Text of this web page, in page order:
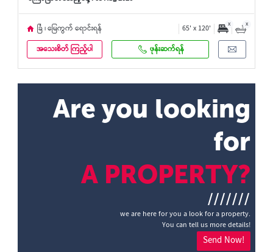
ခြံ ၊ မြေကွက် ရောင်းရန် 65' x 120' x x
အသေးစိတ် ကြည့်ပါ ဖုန်းဆက်ရန်
Are you looking
for
A PROPERTY?
///////
we are here for you a look for a property.
You can tell us more details!
Send Now!